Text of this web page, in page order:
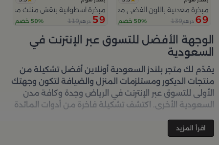
مبخرة معدنية باللون الفضي مع قواعد دائرية من ملاذ
69 درهم139 50% خصم
مبخرة اسطوانية بنقش مثلث من
59 درهم119 50% خصم
الوجهة الأفضل للتسوق عبر الإنترنت في
السعودية
يقدّم لك متجر بلندز السعودية أونلاين أفضل تشكيلة من
منتجات الديكور ومستلزمات المنزل والضيافة لتكون وجهتك
الأولى للتسوق عبر الإنترنت في الرياض وجدة وكافة مدن
السعودية الأخرى. اكتشف تشكيلة فاخرة من أدوات المائدة
جمالية على كل زاوية في منزلك – كل ذلك وأكثر في مكان
واحد. تصفّحي الآن عبر الرابط:
اقرأ المزيد